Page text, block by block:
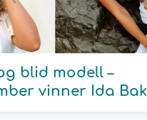
blid modell –
vinner Ida